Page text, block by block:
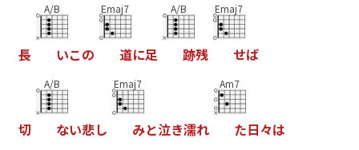
長
A/B
いこの
Emaj7
道に足
A/B
跡残
Emaj7
せば
切
A/B
ない悲し
Emaj7
みと泣き濡れ
Am7
た日々は